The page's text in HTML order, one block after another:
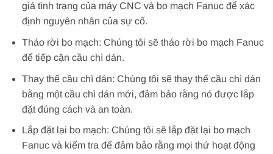
giá tình trạng của máy CNC và bo mạch Fanuc để xác
định nguyên nhân của sự cố.
Tháo rời bo mạch: Chúng tôi sẽ tháo rời bo mạch Fanuc
để tiếp cận cầu chì dán.
Thay thế cầu chì dán: Chúng tôi sẽ thay thế cầu chì dán
bằng một cầu chì dán mới, đảm bảo rằng nó được lắp
đặt đúng cách và an toàn.
Lắp đặt lại bo mạch: Chúng tôi sẽ lắp đặt lại bo mạch
Fanuc và kiểm tra để đảm bảo rằng mọi thứ hoạt động